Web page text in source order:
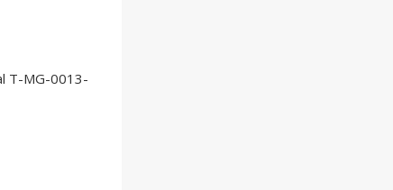
T-MG-0013-